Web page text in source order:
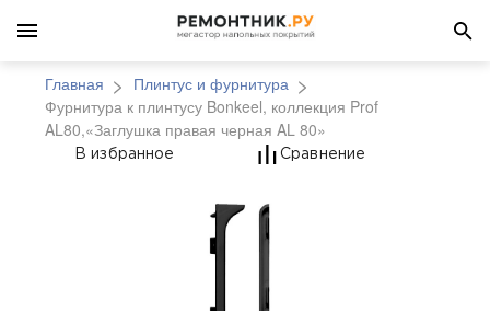
Главная
Плинтус и фурнитура
Фурнитура к плинтусу Bonkeel, коллекция Prof
AL80,«Заглушка правая черная AL 80»
Фурнитура к
В избранное Сравнение